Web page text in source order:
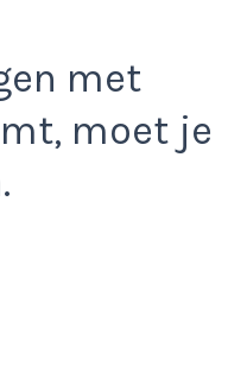
met
moet je